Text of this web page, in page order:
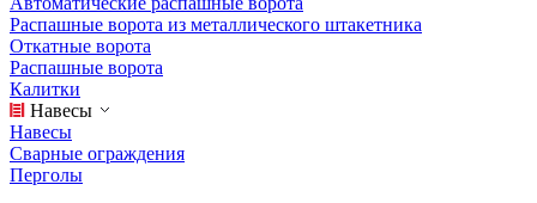
Распашные ворота из металлического штакетника
Откатные ворота
Распашные ворота
Калитки
Навесы
Навесы
Сварные ограждения
Перголы